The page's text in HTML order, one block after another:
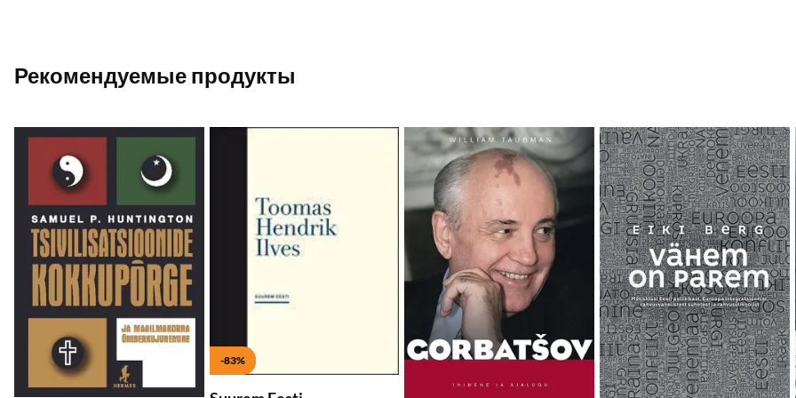
Рекомендуемые продукты
Добавить в корзину
-83%
Добавить в список желаемого Добавить в список желаемого
Добавить в корзину Добавить в корзину